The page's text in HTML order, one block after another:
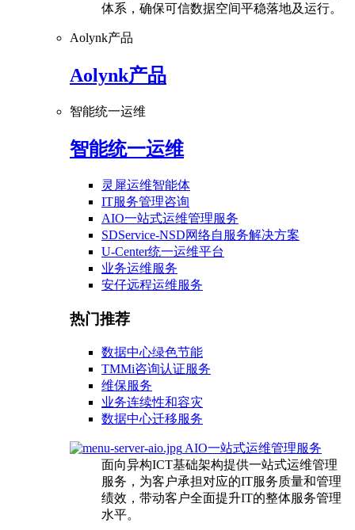
体系，确保可信数据空间平稳落地及运行。
Aolynk产品
Aolynk产品
智能统一运维
智能统一运维
灵犀运维智能体
IT服务管理咨询
AIO一站式运维管理服务
SDService-NSD网络自服务解决方案
U-Center统一运维平台
业务运维服务
安仔远程运维服务
热门推荐
数据中心绿色节能
TMMi咨询认证服务
维保服务
业务连续性和容灾
数据中心迁移服务
AIO一站式运维管理服务
面向异构ICT基础架构提供一站式运维管理
服务，为客户承担对应的IT服务质量和管理
绩效，带动客户全面提升IT的整体服务管理
水平。